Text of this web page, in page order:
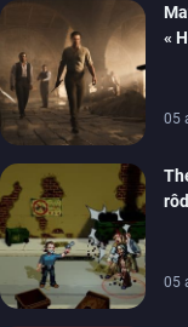
«
05
05